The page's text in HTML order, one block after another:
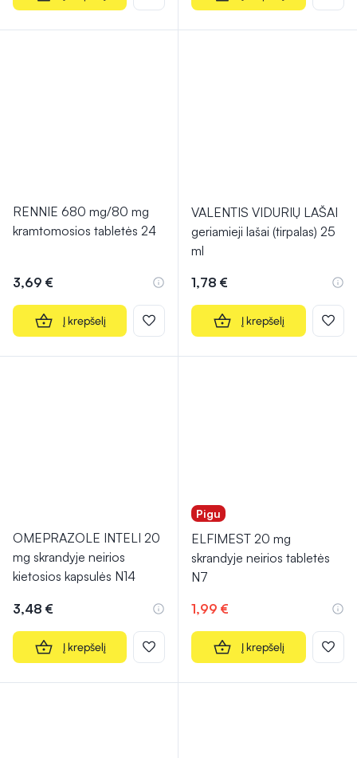
RENNIE 680 mg/80 mg
kramtomosios tabletės 24
3,69 €
Į krepšelį
VALENTIS VIDURIŲ LAŠAI
geriamieji lašai (tirpalas) 25
ml
1,78 €
Į krepšelį
OMEPRAZOLE INTELI 20
mg skrandyje neirios
kietosios kapsulės N14
3,48 €
Į krepšelį
Pigu
ELFIMEST 20 mg
skrandyje neirios tabletės
N7
1,99 €
Į krepšelį